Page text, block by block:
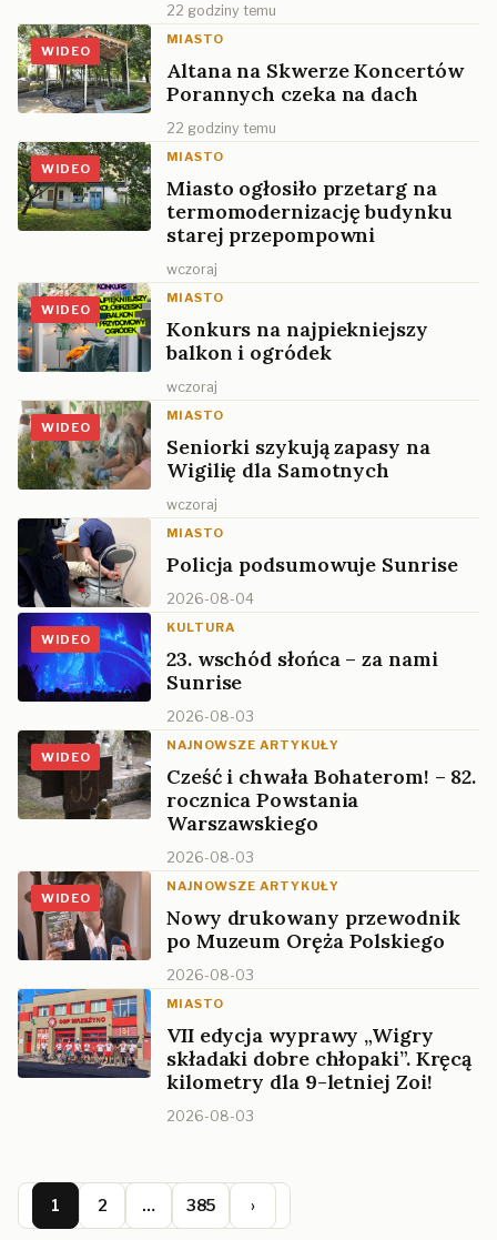
22 godziny temu
WIDEO
MIASTO
Altana na Skwerze Koncertów
Porannych czeka na dach
22 godziny temu
WIDEO
MIASTO
Miasto ogłosiło przetarg na
termomodernizację budynku
starej przepompowni
wczoraj
WIDEO
MIASTO
Konkurs na najpiekniejszy
balkon i ogródek
wczoraj
WIDEO
MIASTO
Seniorki szykują zapasy na
Wigilię dla Samotnych
wczoraj
MIASTO
Policja podsumowuje Sunrise
2026-08-04
WIDEO
KULTURA
23. wschód słońca – za nami
Sunrise
2026-08-03
WIDEO
NAJNOWSZE ARTYKUŁY
Cześć i chwała Bohaterom! – 82.
rocznica Powstania
Warszawskiego
2026-08-03
WIDEO
NAJNOWSZE ARTYKUŁY
Nowy drukowany przewodnik
po Muzeum Oręża Polskiego
2026-08-03
MIASTO
VII edycja wyprawy „Wigry
składaki dobre chłopaki”. Kręcą
kilometry dla 9-letniej Zoi!
2026-08-03
1 2 … 385 ›